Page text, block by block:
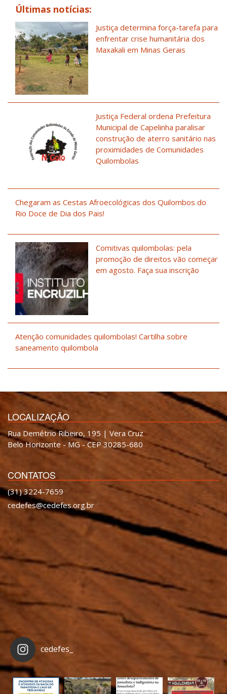
Últimas notícias:
Justiça determina força-tarefa para
enfrentar crise humanitária dos
Maxakali em Minas Gerais
Justiça Federal ordena Prefeitura
Municipal de Capelinha paralisar
construção de aterro sanitário nas
proximidades de Comunidades
Quilombolas
Chegaram as Cestas Afroecológicas dos Quilombos do
Rio Doce de Dia dos Pais!
Comitivas quilombolas: pela
promoção de direitos vão começar
em agosto. Faça sua inscrição
Atenção comunidades quilombolas! Cartilha sobre
saneamento quilombola
LOCALIZAÇÃO
Rua Demétrio Ribeiro, 195 | Vera Cruz
Belo Horizonte - MG - CEP 30285-680
CONTATOS
(31) 3224-7659
cedefes@cedefes.org.br
cedefes_